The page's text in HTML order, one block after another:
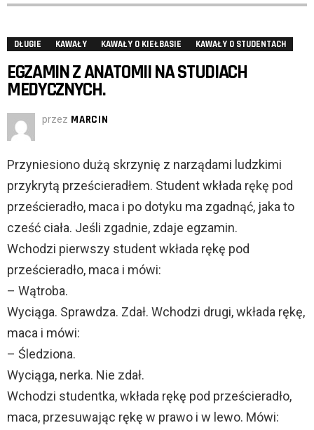
DŁUGIE KAWAŁY KAWAŁY O KIEŁBASIE KAWAŁY O STUDENTACH
EGZAMIN Z ANATOMII NA STUDIACH
MEDYCZNYCH.
przez MARCIN
Przyniesiono dużą skrzynię z narządami ludzkimi
przykrytą prześcieradłem. Student wkłada rękę pod
prześcieradło, maca i po dotyku ma zgadnąć, jaka to
cześć ciała. Jeśli zgadnie, zdaje egzamin.
Wchodzi pierwszy student wkłada rękę pod
prześcieradło, maca i mówi:
– Wątroba.
Wyciąga. Sprawdza. Zdał. Wchodzi drugi, wkłada rękę,
maca i mówi:
– Śledziona.
Wyciąga, nerka. Nie zdał.
Wchodzi studentka, wkłada rękę pod prześcieradło,
maca, przesuwając rękę w prawo i w lewo. Mówi: